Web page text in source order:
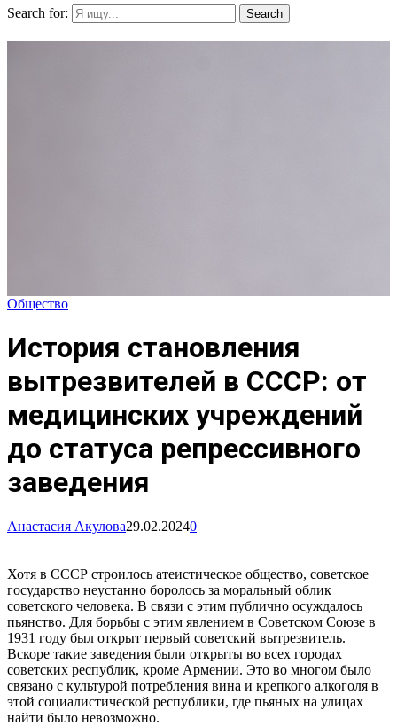
Search for: Search
Общество
История становления
вытрезвителей в СССР: от
медицинских учреждений
до статуса репрессивного
заведения
Анастасия Акулова29.02.20240
Хотя в СССР строилось атеистическое общество, советское
государство неустанно боролось за моральный облик
советского человека. В связи с этим публично осуждалось
пьянство. Для борьбы с этим явлением в Советском Союзе в
1931 году был открыт первый советский вытрезвитель.
Вскоре такие заведения были открыты во всех городах
советских республик, кроме Армении. Это во многом было
связано с культурой потребления вина и крепкого алкоголя в
этой социалистической республики, где пьяных на улицах
найти было невозможно.